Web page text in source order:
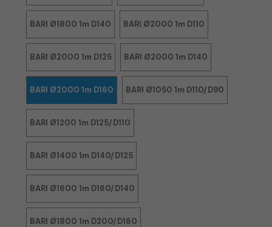
BARI Ø1800 1m D140 BARI Ø2000 1m D110
BARI Ø2000 1m D125 BARI Ø2000 1m D140
BARI Ø2000 1m D160 BARI Ø1050 1m D110/D90
BARI Ø1200 1m D125/D110
BARI Ø1400 1m D140/D125
BARI Ø1600 1m D160/D140
BARI Ø1800 1m D200/D160